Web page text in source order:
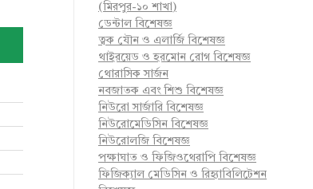
(মিরপুর-১০ শাখা)
ডেন্টাল বিশেষজ্ঞ
ত্বক যৌন ও এলার্জি বিশেষজ্ঞ
থাইরয়েড ও হরমোন রোগ বিশেষজ্ঞ
থোরাসিক সার্জন
নবজাতক এবং শিশু বিশেষজ্ঞ
নিউরো সার্জারি বিশেষজ্ঞ
নিউরোমেডিসিন বিশেষজ্ঞ
নিউরোলজি বিশেষজ্ঞ
পক্ষাঘাত ও ফিজিওথেরাপি বিশেষজ্ঞ
ফিজিক্যাল মেডিসিন ও রিহ্যাবিলিটেশন